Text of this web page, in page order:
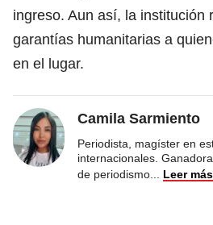
ingreso. Aun así, la institución
garantías humanitarias a
en el lugar.
Camila Sarmiento
Periodista, magíster en
internacionales.
de periodismo
Leer más